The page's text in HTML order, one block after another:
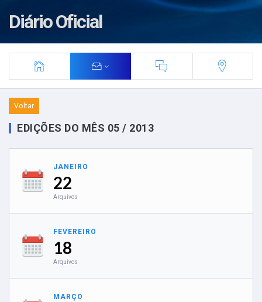
Diário Oficial
Voltar
EDIÇÕES DO MÊS 05 / 2013
JANEIRO
22
Arquivos
FEVEREIRO
18
Arquivos
MARÇO